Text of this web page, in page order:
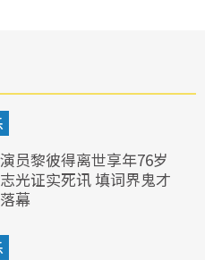
员黎彼得离世享年76岁
光证实死讯 填词界鬼才
幕